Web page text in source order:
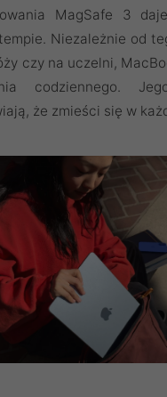
MagSafe 3
Niezależnie od
czy na uczelni,
codziennego.
że zmieści się w